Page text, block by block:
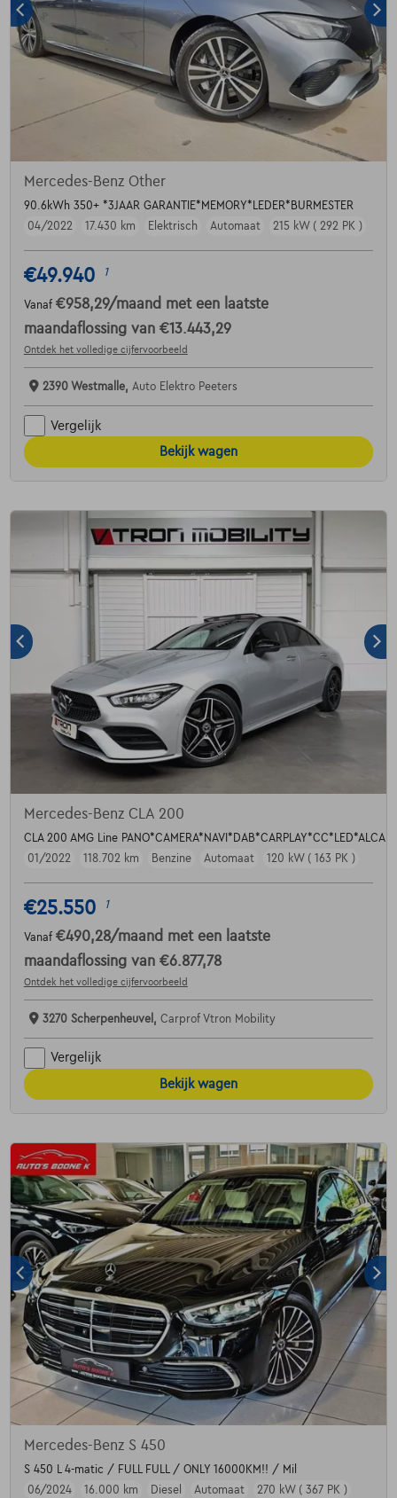
Mercedes-Benz Other
90.6kWh 350+ *3JAAR GARANTIE*MEMORY*LEDER*BURMESTER
04/2022
17.430 km Elektrisch Automaat 215 kW ( 292 PK )
€49.940 1
Vanaf €958,29/maand met een laatste
maandaflossing van €13.443,29
Ontdek het volledige cijfervoorbeeld
2390 Westmalle, Auto Elektro Peeters
Vergelijk
Bekijk wagen
Mercedes-Benz CLA 200
CLA 200 AMG Line
01/2022
118.702 km Benzine Automaat 120 kW ( 163 PK )
€25.550 1
Vanaf €490,28/maand met een laatste
maandaflossing van €6.877,78
Ontdek het volledige cijfervoorbeeld
3270 Scherpenheuvel, Carprof Vtron Mobility
Vergelijk
Bekijk wagen
Mercedes-Benz S 450
S 450 L 4-matic / FULL FULL / ONLY 16000KM!! / Mil
06/2024
16.000 km Diesel Automaat 270 kW ( 367 PK )